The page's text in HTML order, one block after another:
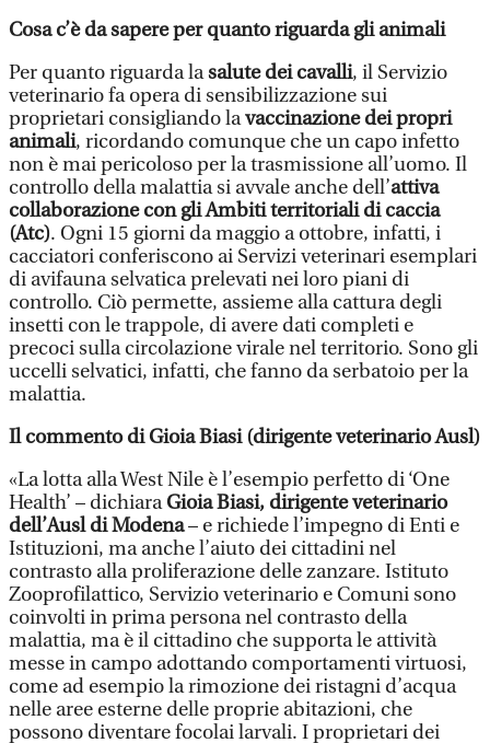
Cosa c’è da sapere per quanto riguarda gli animali
Per quanto riguarda lasalute dei cavalli, il Servizio
veterinario fa opera di sensibilizzazione sui
proprietari consigliando lavaccinazione dei propri
animali, ricordando comunque che un capo infetto
non è mai pericoloso per la trasmissione all’uomo. Il
controllo della malattia si avvale anche dell’attiva
collaborazione con gli Ambiti territoriali di caccia
(Atc). Ogni 15 giorni da maggio a ottobre, infatti, i
cacciatori conferiscono ai Servizi veterinari esemplari
di avifauna selvatica prelevati nei loro piani di
controllo. Ciò permette, assieme alla cattura degli
insetti con le trappole, di avere dati completi e
precoci sulla circolazione virale nel territorio. Sono gli
uccelli selvatici, infatti, che fanno da serbatoio per la
malattia.
Il commento di Gioia Biasi (dirigente veterinario Ausl)
«La lotta alla West Nile è l’esempio perfetto di ‘One
Health’ – dichiaraGioia Biasi, dirigente veterinario
dell’Ausl di Modena– e richiede l’impegno di Enti e
Istituzioni, ma anche l’aiuto dei cittadini nel
contrasto alla proliferazione delle zanzare. Istituto
Zooprofilattico, Servizio veterinario e Comuni sono
coinvolti in prima persona nel contrasto della
malattia, ma è il cittadino che supporta le attività
messe in campo adottando comportamenti virtuosi,
come ad esempio la rimozione dei ristagni d’acqua
nelle aree esterne delle proprie abitazioni, che
possono diventare focolai larvali. I proprietari dei